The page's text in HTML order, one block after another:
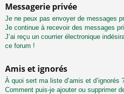
Messagerie privée
Je ne peux pas envoyer de messages
Je continue à recevoir des messages
J’ai reçu un courrier électronique
ce forum !
Amis et ignorés
À quoi sert ma liste d’amis et d’ignorés
Comment puis-je ajouter ou supprimer